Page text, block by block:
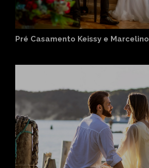
Pré Casamento Keissy e Marcelino